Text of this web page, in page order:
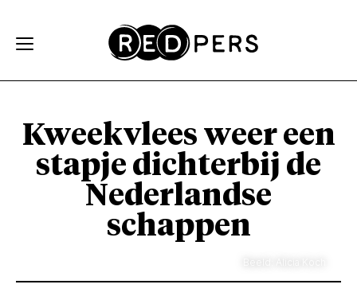
Kweekvlees weer een
stapje dichterbij de
Nederlandse
schappen